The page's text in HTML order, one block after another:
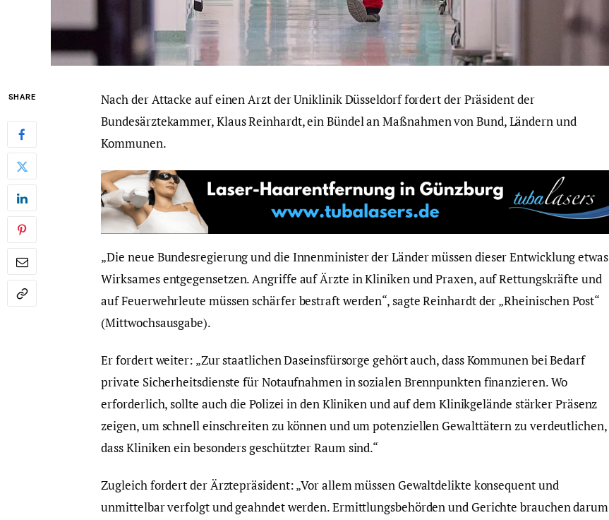
SHARE
Nach der Attacke auf einen Arzt der Uniklinik Düsseldorf fordert der Präsident der
Bundesärztekammer, Klaus Reinhardt, ein Bündel an Maßnahmen von Bund, Ländern und
Kommunen.
„Die neue Bundesregierung und die Innenminister der Länder müssen dieser Entwicklung etwas
Wirksames entgegensetzen. Angriffe auf Ärzte in Kliniken und Praxen, auf Rettungskräfte und
auf Feuerwehrleute müssen schärfer bestraft werden“, sagte Reinhardt der „Rheinischen Post“
(Mittwochsausgabe).
Er fordert weiter: „Zur staatlichen Daseinsfürsorge gehört auch, dass Kommunen bei Bedarf
private Sicherheitsdienste für Notaufnahmen in sozialen Brennpunkten finanzieren. Wo
erforderlich, sollte auch die Polizei in den Kliniken und auf dem Klinikgelände stärker Präsenz
zeigen, um schnell einschreiten zu können und um potenziellen Gewalttätern zu verdeutlichen,
dass Kliniken ein besonders geschützter Raum sind.“
Zugleich fordert der Ärztepräsident: „Vor allem müssen Gewaltdelikte konsequent und
unmittelbar verfolgt und geahndet werden. Ermittlungsbehörden und Gerichte brauchen darum